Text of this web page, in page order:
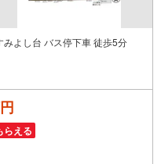
よし台 バス停下車 徒歩5分
らえる